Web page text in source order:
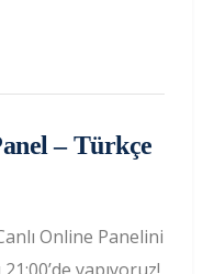
– Türkçe
Online Panelini